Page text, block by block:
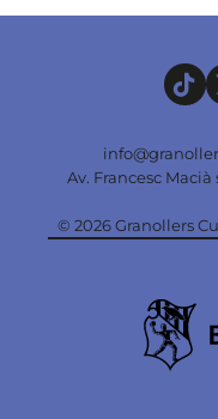
Av. Francesc
© 2026 Granollers